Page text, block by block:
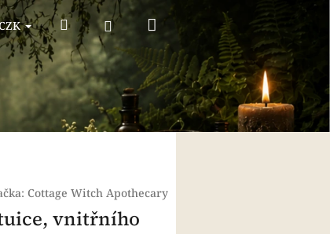
HledatPřihlášeníNákupní
košík
Cottage Witch Apothecary
vnitřního